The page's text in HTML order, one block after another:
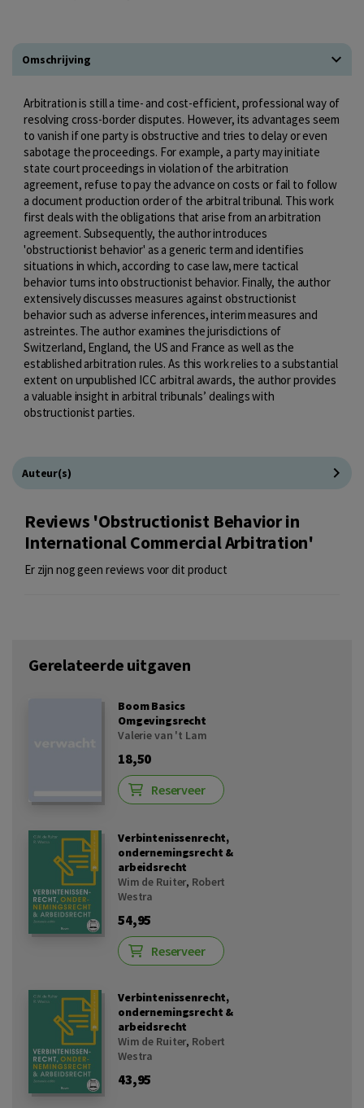
Omschrijving
Arbitration is still a time- and cost-efficient, professional way of
resolving cross-border disputes. However, its advantages seem
to vanish if one party is obstructive and tries to delay or even
sabotage the proceedings. For example, a party may initiate
state court proceedings in violation of the arbitration
agreement, refuse to pay the advance on costs or fail to follow
a document production order of the arbitral tribunal. This work
first deals with the obligations that arise from an arbitration
agreement. Subsequently, the author introduces
'obstructionist behavior' as a generic term and identifies
situations in which, according to case law, mere tactical
behavior turns into obstructionist behavior. Finally, the author
extensively discusses measures against obstructionist
behavior such as adverse inferences, interim measures and
astreintes. The author examines the jurisdictions of
Switzerland, England, the US and France as well as the
established arbitration rules. As this work relies to a substantial
extent on unpublished ICC arbitral awards, the author provides
a valuable insight in arbitral tribunals’ dealings with
obstructionist parties.
Auteur(s)
Reviews 'Obstructionist Behavior in
International Commercial Arbitration'
Er zijn nog geen reviews voor dit product
Gerelateerde uitgaven
Boom Basics
Omgevingsrecht
Valerie van 't Lam
18,50
Reserveer
Verbintenissenrecht,
ondernemingsrecht &
arbeidsrecht
Wim de Ruiter, Robert
Westra
54,95
Reserveer
Verbintenissenrecht,
ondernemingsrecht &
arbeidsrecht
Wim de Ruiter, Robert
Westra
43,95